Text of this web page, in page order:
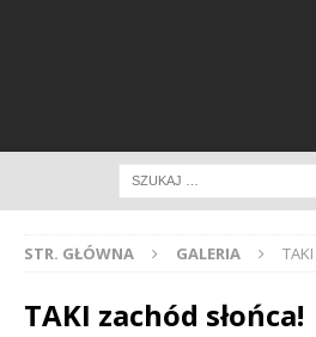
STR. GŁÓWNA GALERIA
TAKI zachód słońca!